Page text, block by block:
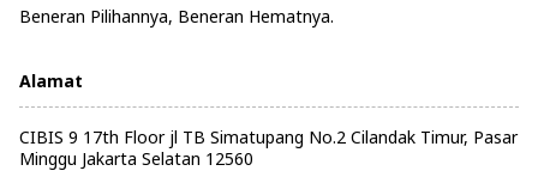
Beneran Pilihannya, Beneran Hematnya.
Alamat
CIBIS 9 17th Floor jl TB Simatupang No.2 Cilandak Timur, Pasar
Minggu Jakarta Selatan 12560